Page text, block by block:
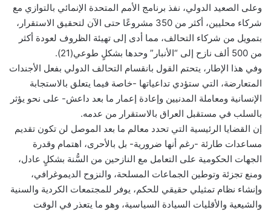
وعلى الصعيد الدولي، نفذ برنامج الأمم المتحدة الإنمائي بالتوازي مع
شركاء محليين، أكثر من 350 مشروعًا حتى الآن لتحقيق الاستقرار،
بتمويل من شركاء التحالف، مما أدى إلى تهيئة الظروف لعودة أكثر
من 500 ألف نازح إلى “الأنبار” وحدها بشكلٍ طوعي(21).
وفي هذا الإطار، يتحتم القول بانقسام التحالف الدولي بفعل الأجندات
المتعارضة، التي ستؤدي تداعياتها -خاصة فيما يتعلق بالاستجابة
الإنسانية ومعاملة المدنيين وإعادة إعمار ما بعد داعش- على نحو يؤثر
بالسلب في مستقبل العراق بالاستقرار من عدمه.
إن القضايا الرئيسية التي تحدد معالم ما بعد الموصل لن تكون تقديم
مساعدات طارئة -رغم أنها ضرورية- بل بالأحرى، اهتمام وقدرة
الجهات الحكومية على التعامل مع النازحين من السُّنة بشكلٍ عادل،
ومنع تجزئة وتوطين الجماعات المسلحة، والنزوح الديموغرافي،
وإنشاء نظام تمثيلي حقيقي للحكم، يوفر للمجتمعات الكردية والسنية
والشيعية والأقليات السيادة السياسية، وهو ما يتعذر في الوقت